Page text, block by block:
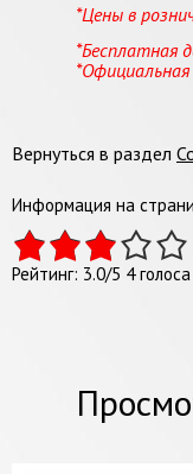
*Цены в
*Бесплатная
Вернуться в раздел
Информация на
Рейтинг: 3.0/5 4голоса